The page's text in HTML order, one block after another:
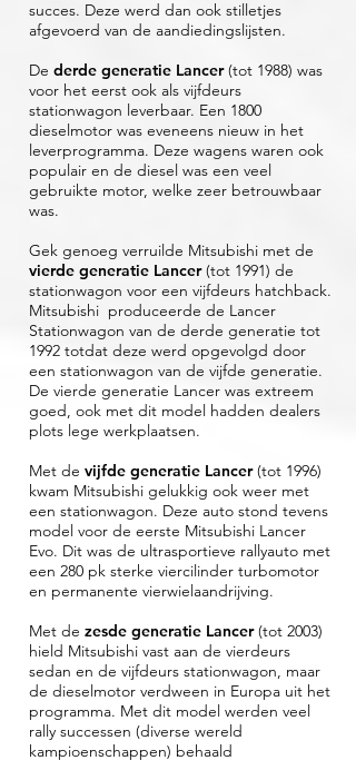
succes. Deze werd dan ook stilletjes
afgevoerd van de aandiedingslijsten.
De derde generatie Lancer(tot 1988) was
voor het eerst ook als vijfdeurs
stationwagon leverbaar. Een 1800
dieselmotor was eveneens nieuw in het
leverprogramma. Deze wagens waren ook
populair en de diesel was een veel
gebruikte motor, welke zeer betrouwbaar
was.
Gek genoeg verruilde Mitsubishi met de
vierde generatie Lancer(tot 1991) de
stationwagon voor een vijfdeurs hatchback.
Mitsubishi produceerde de Lancer
Stationwagon van de derde generatie tot
1992 totdat deze werd opgevolgd door
een stationwagon van de vijfde generatie.
De vierde generatie Lancer was extreem
goed, ook met dit model hadden dealers
plots lege werkplaatsen.
Met de vijfde generatie Lancer (tot 1996)
kwam Mitsubishi gelukkig ook weer met
een stationwagon. Deze auto stond tevens
model voor de eerste Mitsubishi Lancer
Evo. Dit was de ultrasportieve rallyauto met
een 280 pk sterke viercilinder turbomotor
en permanente vierwielaandrijving.
Met de zesde generatie Lancer (tot 2003)
hield Mitsubishi vast aan de vierdeurs
sedan en de vijfdeurs stationwagon, maar
de dieselmotor verdween in Europa uit het
programma. Met dit model werden veel
rally successen (diverse wereld
kampioenschappen) behaald